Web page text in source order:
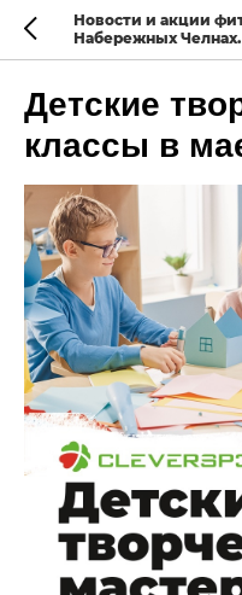
Новости и акции
Набережных Челнах.
Детские
классы в